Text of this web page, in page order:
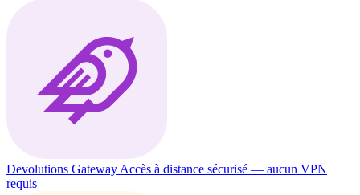
Devolutions Gateway Accès à distance sécurisé — aucun VPN
requis